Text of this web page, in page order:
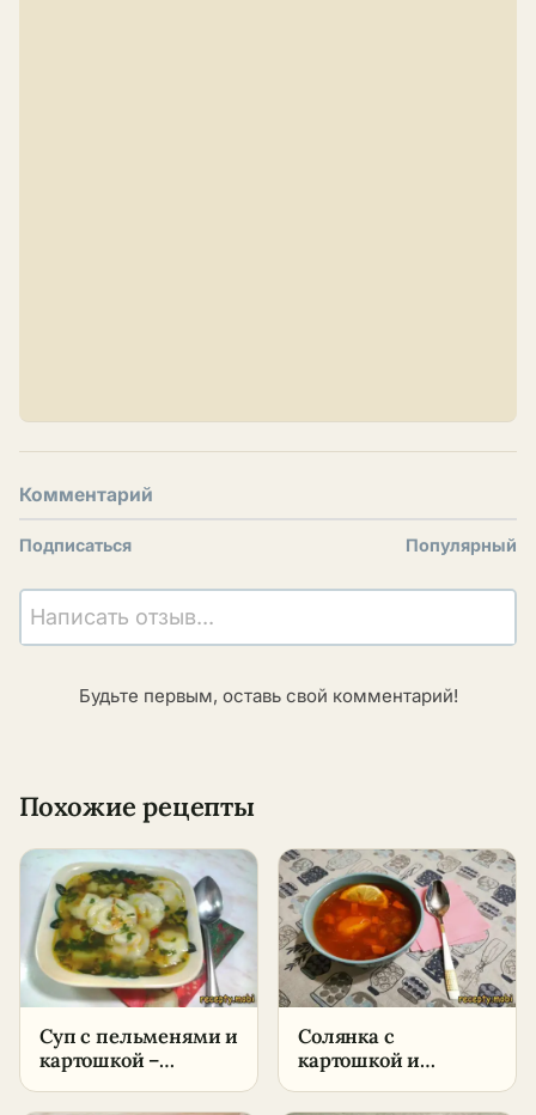
Комментарий
Подписаться Популярный
Написать отзыв...
Будьте первым, оставь свой комментарий!
Похожие рецепты
Суп с пельменями и
картошкой –
в домашних
Солянка с
картошкой и
маслин –